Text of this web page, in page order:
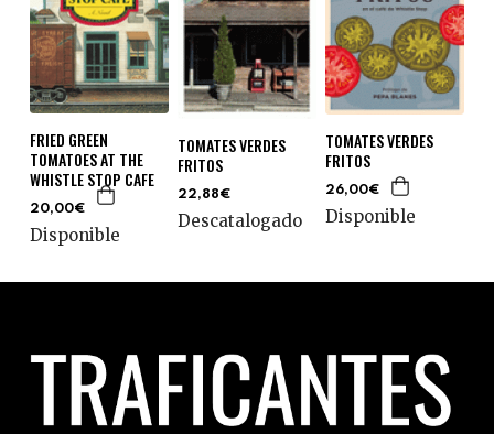
FRIED GREEN
TOMATOES AT THE
WHISTLE STOP CAFE
20,00€
Disponible
TOMATES VERDES
FRITOS
22,88€
Descatalogado
TOMATES VERDES
FRITOS
26,00€
Disponible